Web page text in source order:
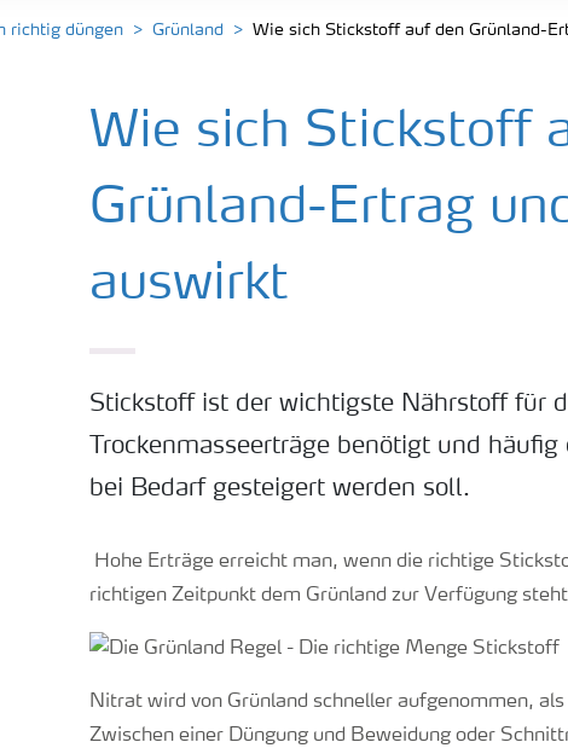
richtig düngen Grünland Wie sich Stickstoff auf den Grünland-
Wie sich Stickstoff
Grünland-Ertrag
auswirkt
Stickstoff ist der wichtigste Nährstoff für
Trockenmasseerträge benötigt und
bei Bedarf gesteigert werden soll.
Hohe Erträge erreicht man, wenn die richtige
richtigen Zeitpunkt dem Grünland zur Verfügung
Nitrat wird von Grünland schneller aufgenommen,
Zwischen einer Düngung und Beweidung oder